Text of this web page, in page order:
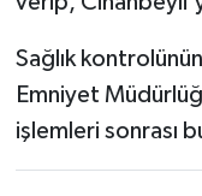
Sağlık
Emniyet
işlemleri sonrası